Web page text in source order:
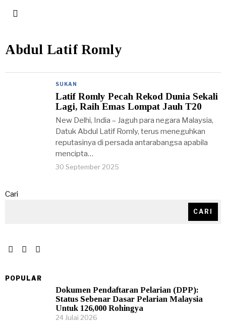
Abdul Latif Romly
SUKAN
Latif Romly Pecah Rekod Dunia Sekali
Lagi, Raih Emas Lompat Jauh T20
New Delhi, India – Jaguh para negara Malaysia,
Datuk Abdul Latif Romly, terus meneguhkan
reputasinya di persada antarabangsa apabila
mencipta…
30 September 2025
Cari
CARI
POPULAR
Dokumen Pendaftaran Pelarian (DPP):
Status Sebenar Dasar Pelarian Malaysia
Untuk 126,000 Rohingya
24 Julai 2026